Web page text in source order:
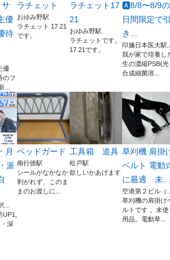
サ
優
待
優
のフ
...
ラチェット
おゆみ野駅
ラチェット 17 21
です。
ラチェット17
21
おゆみ野駅
ラチェットです。
17 21です。
🅰️8/8〜8/9
日間限定で引
き...
印旛日本医大駅...
我が家で培養し
生の濃縮PSB(光
合成細菌溶...
月
派
...
深
ベッドガード
南行徳駅
シールがなかなか
剥がれず、このま
まのお渡しに...
工具箱 道具
松戸駅
欲しいかあげます
草刈機 肩掛
ベルト 電動
に最適 未...
空港第２ビル（...
草刈機の肩掛け
ルトです 。未使
用品。電動草...